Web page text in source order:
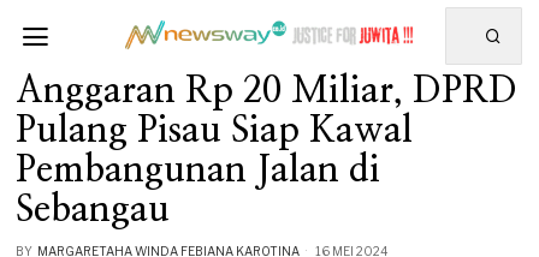
Anggaran Rp 20 Miliar, DPRD
Pulang Pisau Siap Kawal
Pembangunan Jalan di
Sebangau
BY MARGARETAHA WINDA FEBIANA KAROTINA 16 MEI 2024